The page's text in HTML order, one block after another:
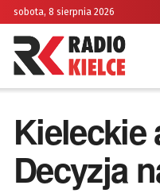
sobota, 8 sierpnia 2026
Decyzja